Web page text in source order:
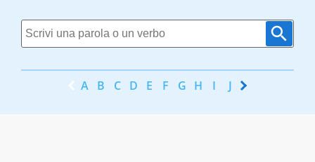
A B C D E F G H I J K